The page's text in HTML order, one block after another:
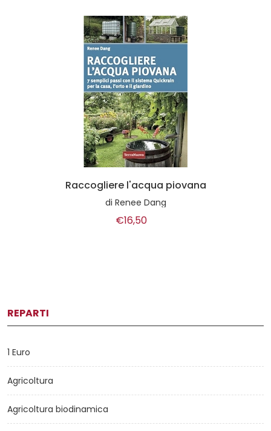
Raccogliere l'acqua piovana
di Renee Dang
€16,50
REPARTI
1 Euro
Agricoltura
Agricoltura biodinamica